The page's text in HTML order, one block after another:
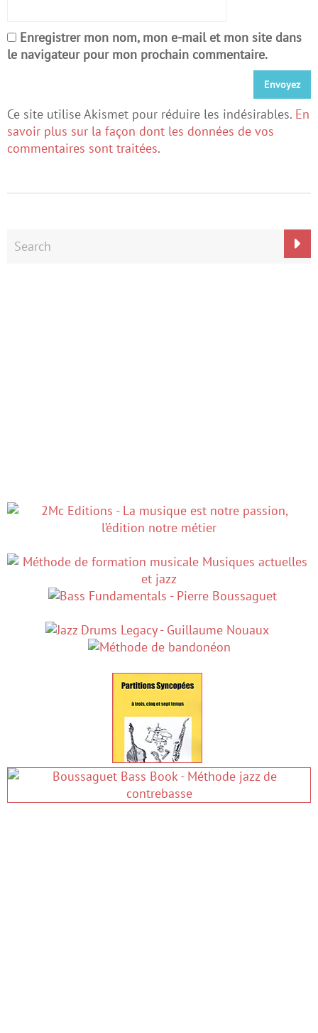
Enregistrer mon nom, mon e-mail et mon site dans
le navigateur pour mon prochain commentaire.
Ce site utilise Akismet pour réduire les indésirables. En
savoir plus sur la façon dont les données de vos
commentaires sont traitées.